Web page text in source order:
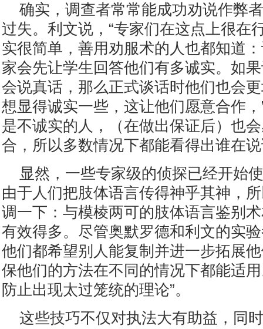
确实，调查者常常能成功劝说作弊
过失。利文说，“专家们在这点上很在
实很简单，善用劝服术的人也都知道
家会先让学生回答他们有多诚实。如
会说真话，那么正式谈话时他们也会
想显得诚实一些，这让他们愿意合作，
是不诚实的人，（在做出保证后）也
合，所以多数情况下都能看得出谁在说
显然，一些专家级的侦探已经开始
由于人们把肢体语言传得神乎其神，
调一下：与模棱两可的肢体语言鉴别
有效得多。尽管奥默罗德和利文的实
他们都希望别人能复制并进一步拓展
保他们的方法在不同的情况下都能适
防止出现太过笼统的理论”。
这些技巧不仅对执法大有助益，同